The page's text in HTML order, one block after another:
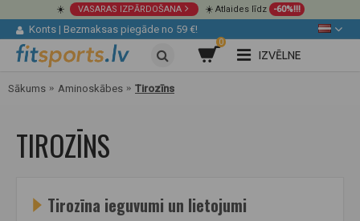
☀️ VASARAS IZPĀRDOŠANA ☀️ Atlaides līdz -60%!!!
Konts | Bezmaksas piegāde no 59 €!
0
IZVĒLNE
Sākums Aminoskābes Tirozīns
TIROZĪNS
Tirozīna ieguvumi un lietojumi